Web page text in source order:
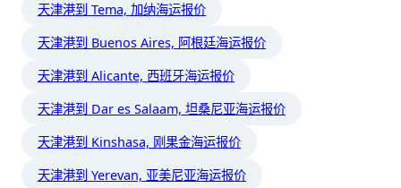
天津港到 Tema, 加纳海运报价
天津港到 Buenos Aires, 阿根廷海运报价
天津港到 Alicante, 西班牙海运报价
天津港到 Dar es Salaam, 坦桑尼亚海运报价
天津港到 Kinshasa, 刚果金海运报价
天津港到 Yerevan, 亚美尼亚海运报价